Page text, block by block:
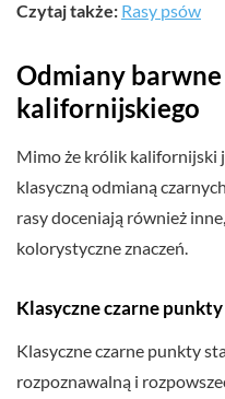
Czytaj także: Rasy psów
Odmiany
kalifornijskiego
Mimo że królik kalifornijski
klasyczną odmianą
rasy doceniają również
kolorystyczne znaczeń.
Klasyczne czarne
Klasyczne czarne punkty
rozpoznawalną i